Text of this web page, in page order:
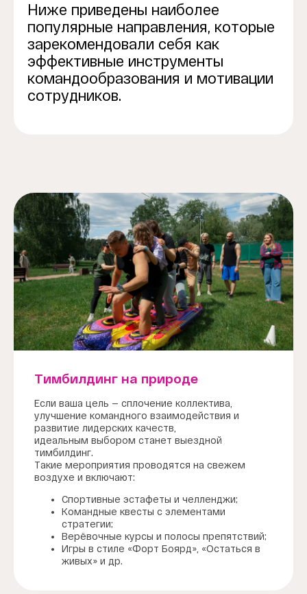
Ниже приведены наиболее
популярные направления, которые
зарекомендовали себя как
эффективные инструменты
командообразования и мотивации
сотрудников.
Тимбилдинг на природе
Если ваша цель — сплочение коллектива,
улучшение командного взаимодействия и
развитие лидерских качеств,
идеальным выбором станет выездной
тимбилдинг.
Такие мероприятия проводятся на свежем
воздухе и включают:
Спортивные эстафеты и челленджи;
Командные квесты с элементами
стратегии;
Верёвочные курсы и полосы препятствий;
Игры в стиле «Форт Боярд», «Остаться в
живых» и др.